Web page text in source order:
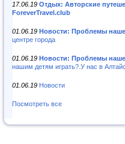
17.06.19 Отдых: Авторские
ForeverTravel.club
01.06.19 Новости: Проблемы
центре города
01.06.19 Новости: Проблемы
нашим детям играть?.У нас в
01.06.19 Новости
Посмотреть все